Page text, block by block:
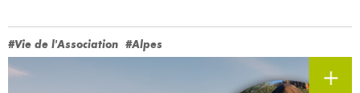
#Vie de l'Association #Alpes